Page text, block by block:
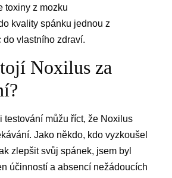
toxiny z mozku
kvality spánku jednou z
vlastního zdraví.
Noxilus za
testování můžu říct, že Noxilus
Jako někdo, kdo vyzkoušel
zlepšit svůj spánek, jsem byl
účinností a absencí nežádoucích